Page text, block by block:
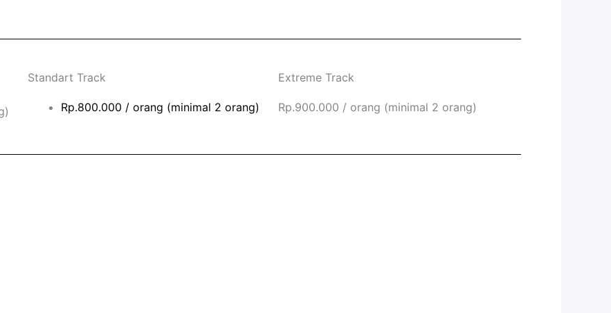
Standart Track
Rp.800.000 / orang (minimal 2 orang)
Extreme Track
Rp.900.000 / orang (minimal 2 orang)